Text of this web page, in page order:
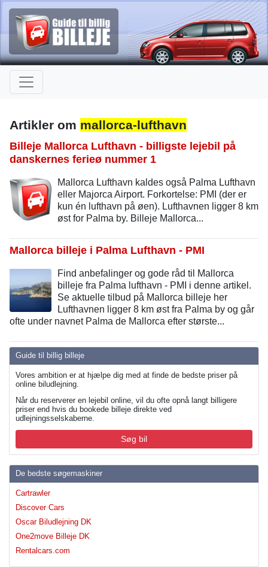
Guide til billig billeje
Vores ambition er at hjælpe dig med at finde de bedste priser på
online biludlejning.
Når du reserverer en lejebil online, vil du ofte opnå langt billigere
priser end hvis du bookede billeje direkte ved
udlejningsselskaberne.
Søg bil
De bedste søgemaskiner
Cartrawler
Discover Cars
Oscar Biludlejning DK
One2move Billeje DK
Rentalcars.com
Artikler om mallorca-lufthavn
Billeje Mallorca Lufthavn - billigste lejebil på
danskernes ferieø nummer 1
Mallorca Lufthavn kaldes også Palma Lufthavn
eller Majorca Airport. Forkortelse: PMI (der er
kun én lufthavn på øen). Lufthavnen ligger 8 km
øst for Palma by. Billeje Mallorca...
Mallorca billeje i Palma Lufthavn - PMI
Find anbefalinger og gode råd til Mallorca
billeje fra Palma lufthavn - PMI i denne artikel.
Se aktuelle tilbud på Mallorca billeje her
Lufthavnen ligger 8 km øst fra Palma by og går
ofte under navnet Palma de Mallorca efter største...